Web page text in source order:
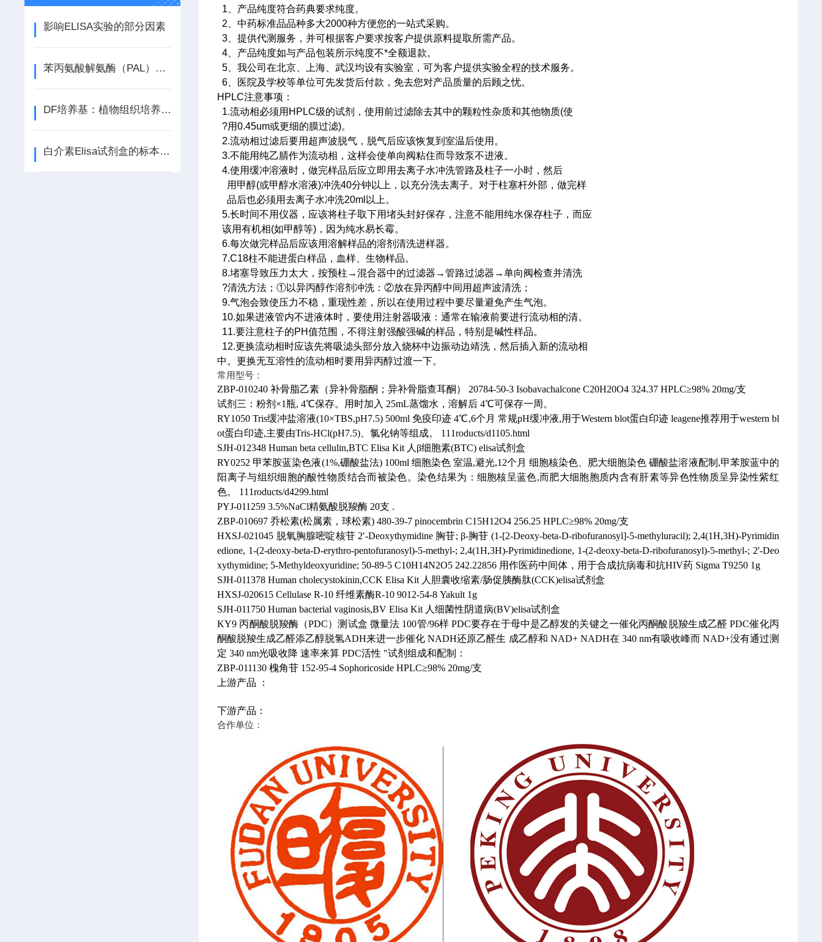
1、产品纯度符合药典要求纯度。
2、中药标准品品种多大2000种方便您的一站式采购。
3、提供代测服务，并可根据客户要求按客户提供原料提取所需产品。
4、产品纯度如与产品包装所示纯度不*全额退款。
5、我公司在北京、上海、武汉均设有实验室，可为客户提供实验全程的技术服务。
6、医院及学校等单位可先发货后付款，免去您对产品质量的后顾之忧。
HPLC注意事项：
1.流动相必须用HPLC级的试剂，使用前过滤除去其中的颗粒性杂质和其他物质(使
?用0.45um或更细的膜过滤)。
2.流动相过滤后要用超声波脱气，脱气后应该恢复到室温后使用。
3.不能用纯乙腈作为流动相，这样会使单向阀粘住而导致泵不进液。
4.使用缓冲溶液时，做完样品后应立即用去离子水冲洗管路及柱子一小时，然后
用甲醇(或甲醇水溶液)冲洗40分钟以上，以充分洗去离子。对于柱塞杆外部，做完样
品后也必须用去离子水冲洗20ml以上。
5.长时间不用仪器，应该将柱子取下用堵头封好保存，注意不能用纯水保存柱子，而应
该用有机相(如甲醇等)，因为纯水易长霉。
6.每次做完样品后应该用溶解样品的溶剂清洗进样器。
7.C18柱不能进蛋白样品，血样、生物样品。
8.堵塞导致压力太大，按预柱→混合器中的过滤器→管路过滤器→单向阀检查并清洗
?清洗方法；①以异丙醇作溶剂冲洗：②放在异丙醇中间用超声波清洗；
9.气泡会致使压力不稳，重现性差，所以在使用过程中要尽量避免产生气泡。
10.如果进液管内不进液体时，要使用注射器吸液：通常在输液前要进行流动相的清。
11.要注意柱子的PH值范围，不得注射强酸强碱的样品，特别是碱性样品。
12.更换流动相时应该先将吸滤头部分放入烧杯中边振动边靖洗，然后插入新的流动相
中。更换无互溶性的流动相时要用异丙醇过渡一下。
常用型号：
ZBP-010240 补骨脂乙素（异补骨脂酮；异补骨脂查耳酮） 20784-50-3 Isobavachalcone C20H20O4 324.37 HPLC≥98% 20mg/支
试剂三：粉剂×1瓶, 4℃保存。用时加入 25mL蒸馏水，溶解后 4℃可保存一周。
RY1050 Tris缓冲盐溶液(10×TBS,pH7.5) 500ml 免疫印迹 4℃,6个月 常规pH缓冲液,用于Western blot蛋白印迹 leagene推荐用于western bl
ot蛋白印迹,主要由Tris-HCl(pH7.5)、氯化钠等组成。
111roducts/d1105.html
SJH-012348 Human beta cellulin,BTC Elisa Kit 人β细胞素(BTC) elisa试剂盒
RY0252 甲苯胺蓝染色液(1%,硼酸盐法) 100ml 细胞染色 室温,避光,12个月 细胞核染色、肥大细胞染色 硼酸盐溶液配制,甲苯胺蓝中的
阳离子与组织细胞的酸性物质结合而被染色。染色结果为：细胞核呈蓝色,而肥大细胞胞质内含有肝素等异色性物质呈异染性紫红
色。
111roducts/d4299.html
PYJ-011259 3.5%NaCl精氨酸脱羧酶 20支 .
ZBP-010697 乔松素(松属素，球松素) 480-39-7 pinocembrin C15H12O4 256.25 HPLC≥98% 20mg/支
HXSJ-021045 脱氧胸腺嘧啶核苷 2′-Deoxythymidine 胸苷; β-胸苷 (1-[2-Deoxy-beta-D-ribofuranosyl]-5-methyluracil); 2,4(1H,3H)-Pyrimidin
edione, 1-(2-deoxy-beta-D-erythro-pentofuranosyl)-5-methyl-; 2,4(1H,3H)-Pyrimidinedione, 1-(2-deoxy-beta-D-ribofuranosyl)-5-methyl-; 2'-Deo
xythymidine; 5-Methyldeoxyuridine; 50-89-5 C10H14N2O5 242.22856 用作医药中间体，用于合成抗病毒和抗HIV药 Sigma T9250 1g
SJH-011378 Human cholecystokinin,CCK Elisa Kit 人胆囊收缩素/肠促胰酶肽(CCK)elisa试剂盒
HXSJ-020615 Cellulase R-10 纤维素酶R-10 9012-54-8 Yakult 1g
SJH-011750 Human bacterial vaginosis,BV Elisa Kit 人细菌性阴道病(BV)elisa试剂盒
KY9 丙酮酸脱羧酶（PDC）测试盒 微量法 100管/96样 PDC要存在于母中是乙醇发的关键之一催化丙酮酸脱羧生成乙醛 PDC催化丙
酮酸脱羧生成乙醛添乙醇脱氢ADH来进一步催化 NADH还原乙醛生 成乙醇和 NAD+ NADH在 340 nm有吸收峰而 NAD+没有通过测
定 340 nm光吸收降 速率来算 PDC活性 "试剂组成和配制：
ZBP-011130 槐角苷 152-95-4 Sophoricoside HPLC≥98% 20mg/支
上游产品 ：
下游产品：
合作单位：
影响ELISA实验的部分因素
苯丙氨酸解氨酶（PAL）活性检测试剂盒说明书
DF培养基：植物组织培养的基础与应用
白介素Elisa试剂盒的标本、收集和贮运